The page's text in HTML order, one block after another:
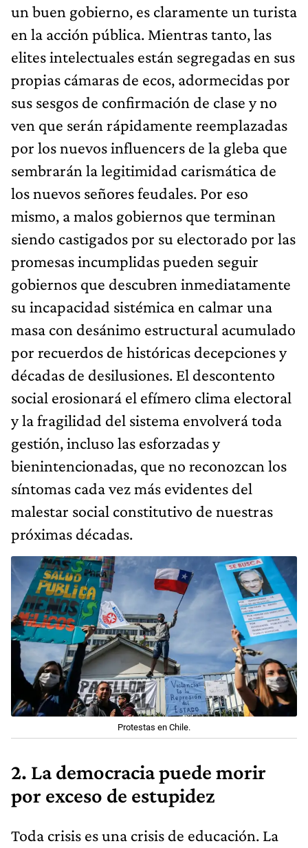
un buen gobierno, es claramente un turista
en la acción pública. Mientras tanto, las
elites intelectuales están segregadas en sus
propias cámaras de ecos, adormecidas por
sus sesgos de confirmación de clase y no
ven que serán rápidamente reemplazadas
por los nuevos influencers de la gleba que
sembrarán la legitimidad carismática de
los nuevos señores feudales. Por eso
mismo, a malos gobiernos que terminan
siendo castigados por su electorado por las
promesas incumplidas pueden seguir
gobiernos que descubren inmediatamente
su incapacidad sistémica en calmar una
masa con desánimo estructural acumulado
por recuerdos de históricas decepciones y
décadas de desilusiones. El descontento
social erosionará el efímero clima electoral
y la fragilidad del sistema envolverá toda
gestión, incluso las esforzadas y
bienintencionadas, que no reconozcan los
síntomas cada vez más evidentes del
malestar social constitutivo de nuestras
próximas décadas.
Protestas en Chile.
2. La democracia puede morir
por exceso de estupidez
Toda crisis es una crisis de educación. La